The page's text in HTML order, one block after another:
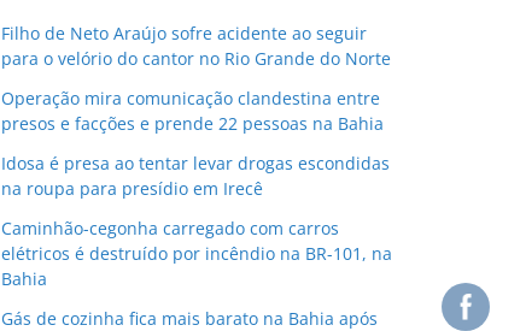
Filho de Neto Araújo sofre acidente ao seguir
para o velório do cantor no Rio Grande do Norte
Operação mira comunicação clandestina entre
presos e facções e prende 22 pessoas na Bahia
Idosa é presa ao tentar levar drogas escondidas
na roupa para presídio em Irecê
Caminhão-cegonha carregado com carros
elétricos é destruído por incêndio na BR-101, na
Bahia
Gás de cozinha fica mais barato na Bahia após